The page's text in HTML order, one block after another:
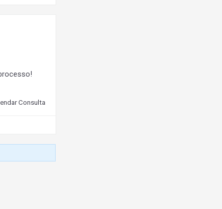
Consulta